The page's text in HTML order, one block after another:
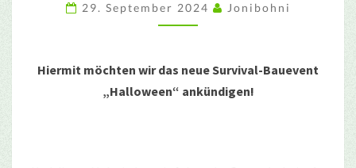
29. September 2024 Jonibohni
Hiermit möchten wir das neue Survival-Bauevent
„Halloween“ ankündigen!